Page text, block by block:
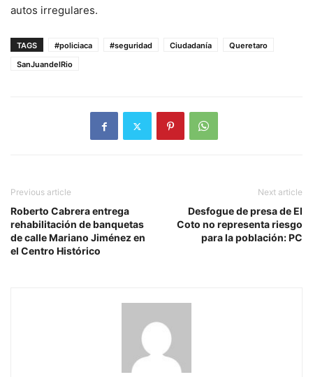
autos irregulares.
TAGS #policiaca #seguridad Ciudadanía
Queretaro
SanJuandelRio
Previous article
Roberto Cabrera entrega
rehabilitación de banquetas
de calle Mariano Jiménez en
el Centro Histórico
Next article
Desfogue de presa de El
Coto no representa riesgo
para la población: PC